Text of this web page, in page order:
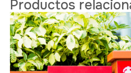
Productos